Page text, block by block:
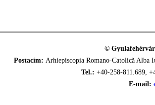
©
Postacím: Arhiepiscopia Romano-Catolică
Tel.: +40-258-811.689,
E-mail: